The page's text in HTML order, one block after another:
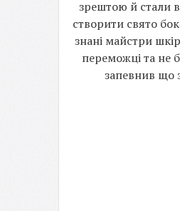
зрештою й стали
створити свято
знані майстри
переможці та не
запевнив що